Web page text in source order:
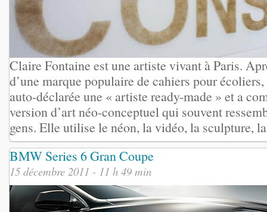
Claire Fontaine est une artiste vivant à Paris.
d’une marque populaire de cahiers pour
auto-déclarée une « artiste ready-made » et a
version d’art néo-conceptuel qui souvent
gens. Elle utilise le néon, la vidéo, la sculpture,
BMW Series 6 Gran Coupe
15 décembre 2011 - 11 h 49 min